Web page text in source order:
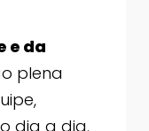
e da
plena
dia a dia.